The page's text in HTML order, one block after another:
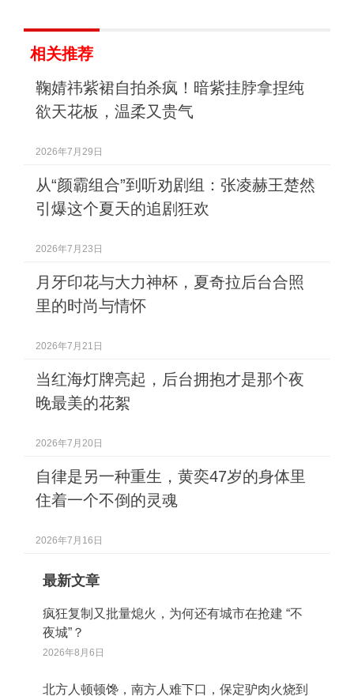
相关推荐
鞠婧祎紫裙自拍杀疯！暗紫挂脖拿捏纯
欲天花板，温柔又贵气
2026年7月29日
从“颜霸组合”到听劝剧组：张凌赫王楚然
引爆这个夏天的追剧狂欢
2026年7月23日
月牙印花与大力神杯，夏奇拉后台合照
里的时尚与情怀
2026年7月21日
当红海灯牌亮起，后台拥抱才是那个夜
晚最美的花絮
2026年7月20日
自律是另一种重生，黄奕47岁的身体里
住着一个不倒的灵魂
2026年7月16日
最新文章
疯狂复制又批量熄火，为何还有城市在抢建 “不
夜城”？
2026年8月6日
北方人顿顿馋，南方人难下口，保定驴肉火烧到